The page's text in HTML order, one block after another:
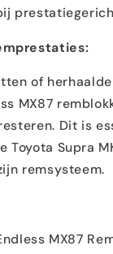
of
MX87
Dit is
Toyota Supra
remsysteem.
MX87